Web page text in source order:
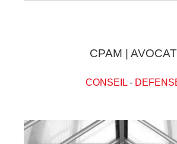
CPAM | AVOCAT
CONSEIL-